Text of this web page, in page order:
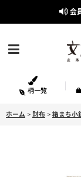
会
柄一覧
ホーム > 財布 > 箱まち小